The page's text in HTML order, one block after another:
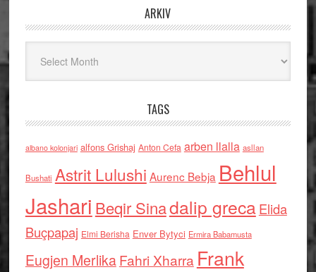
ARKIV
TAGS
albano kolonjari alfons Grishaj Anton Cefa arben llalla asllan
Bushati Astrit Lulushi Aurenc Bebja Behlul
Jashari Beqir Sinadalip grecaElida
Buçpapaj Elmi Berisha Enver Bytyci Ermira Babamusta
Eugjen MerlikaFahri Xharra Frank